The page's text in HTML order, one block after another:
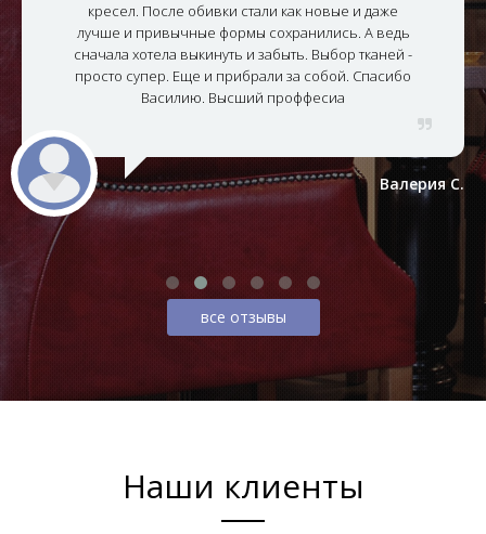
кресел. После обивки стали как новые и даже
лучше и привычные формы сохранились. А ведь
сначала хотела выкинуть и забыть. Выбор тканей -
просто супер. Еще и прибрали за собой. Спасибо
Василию. Высший проффесиа
Валерия С.
все отзывы
Наши клиенты